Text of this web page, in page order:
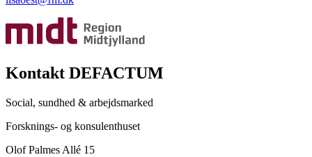
Kontakt DEFACTUM
Social, sundhed & arbejdsmarked
Forsknings- og konsulenthuset
Olof Palmes Allé 15